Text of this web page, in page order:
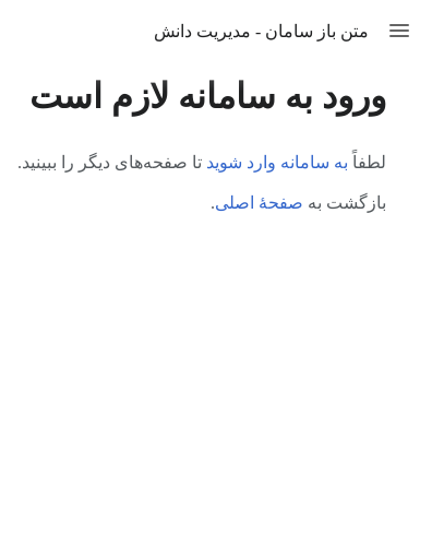
منو
متن باز سامان - مدیریت دانش
ورود به سامانه لازم است
لطفاً به سامانه وارد شوید تا صفحه‌های دیگر را ببینید.
بازگشت به صفحهٔ اصلی.